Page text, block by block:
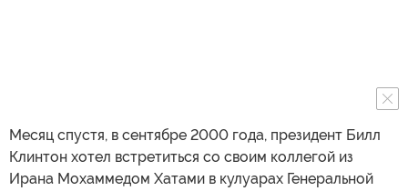
Месяц спустя, в сентябре 2000 года, президент Билл
Клинтон хотел встретиться со своим коллегой из
Ирана Мохаммедом Хатами в кулуарах Генеральной